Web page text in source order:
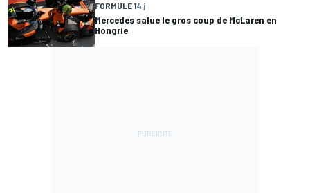
FORMULE 14 j
Mercedes salue le gros coup de McLaren en
Hongrie